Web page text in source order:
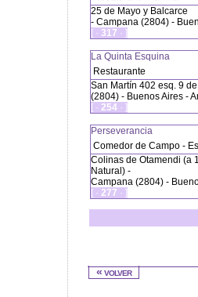
25 de Mayo y Balcarce
- Campana (2804) -
[ · 317 · ]
La Quinta Esquina
Restaurante
San Martín 402 esq. 9
(2804) - Buenos Aires -
[ · 254 · ]
Perseverancia
Comedor de Campo -
Colinas de Otamendi (a
Natural) -
Campana (2804) -
[ · 277 · ]
« volver